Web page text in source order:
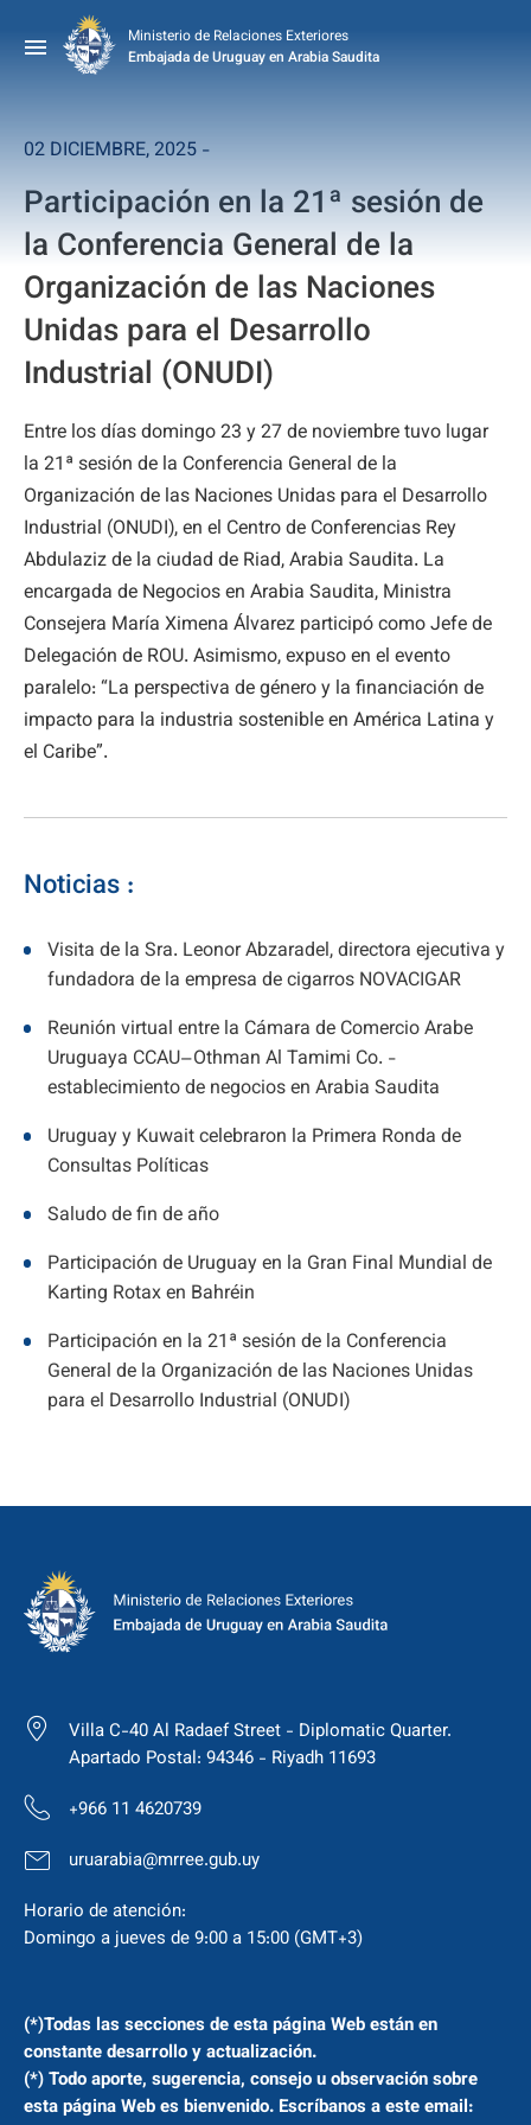
Ministerio de Relaciones Exteriores
Embajada de Uruguay en Arabia Saudita
02 DICIEMBRE, 2025 -
Participación en la 21ª sesión de
la Conferencia General de la
Organización de las Naciones
Unidas para el Desarrollo
Industrial (ONUDI)
Entre los días domingo 23 y 27 de noviembre tuvo lugar
la 21ª sesión de la Conferencia General de la
Organización de las Naciones Unidas para el Desarrollo
Industrial (ONUDI), en el Centro de Conferencias Rey
Abdulaziz de la ciudad de Riad, Arabia Saudita. La
encargada de Negocios en Arabia Saudita, Ministra
Consejera María Ximena Álvarez participó como Jefe de
Delegación de ROU. Asimismo, expuso en el evento
paralelo: “La perspectiva de género y la financiación de
impacto para la industria sostenible en América Latina y
el Caribe”.
Noticias :
Visita de la Sra. Leonor Abzaradel, directora ejecutiva y
fundadora de la empresa de cigarros NOVACIGAR
Reunión virtual entre la Cámara de Comercio Arabe
Uruguaya CCAU–Othman Al Tamimi Co. -
establecimiento de negocios en Arabia Saudita
Uruguay y Kuwait celebraron la Primera Ronda de
Consultas Políticas
Saludo de fin de año
Participación de Uruguay en la Gran Final Mundial de
Karting Rotax en Bahréin
Participación en la 21ª sesión de la Conferencia
General de la Organización de las Naciones Unidas
para el Desarrollo Industrial (ONUDI)
Villa C-40 Al Radaef Street - Diplomatic Quarter.
Apartado Postal: 94346 - Riyadh 11693
+966 11 4620739
uruarabia@mrree.gub.uy
Horario de atención:
Domingo a jueves de 9:00 a 15:00 (GMT+3)
(*)Todas las secciones de esta página Web están en
constante desarrollo y actualización.
(*) Todo aporte, sugerencia, consejo u observación sobre
esta página Web es bienvenido. Escríbanos a este email: